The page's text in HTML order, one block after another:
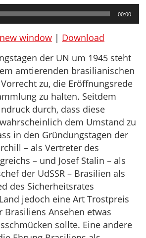
00:00
window | Download
der UN um 1945 steht
amtierenden brasilianischen
zu, die Eröffnungsrede
zu halten. Seitdem
durch, dass diese
dem Umstand zu
in den Gründungstagen der
– als Vertreter des
– und Josef Stalin – als
der UdSSR – Brasilien als
des Sicherheitsrates
jedoch eine Art Trostpreis
Brasiliens Ansehen etwas
sollte. Eine andere